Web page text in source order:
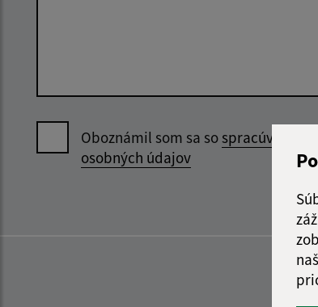
Oboznámil som sa sospracúvaním
osobných údajov